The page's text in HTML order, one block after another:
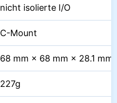
nicht isolierte I/O
C-Mount
68 mm × 68 mm × 28.1 mm
227g